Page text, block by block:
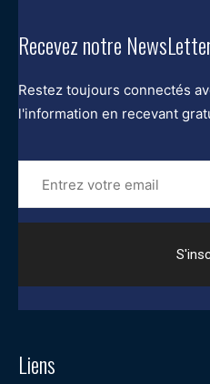
Recevez notre
Restez toujours connectés
l'information en recevant
Entrez
votre
email
Liens